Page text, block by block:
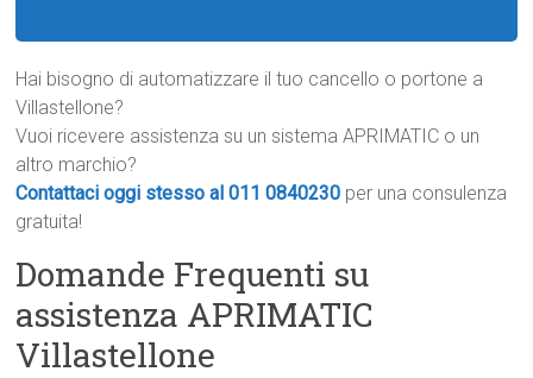
Hai bisogno di automatizzare il tuo cancello o portone a
Villastellone?
Vuoi ricevere assistenza su un sistema APRIMATIC o un
altro marchio?
Contattaci oggi stesso al 011 0840230 per una consulenza
gratuita!
Domande Frequenti su
assistenza APRIMATIC
Villastellone